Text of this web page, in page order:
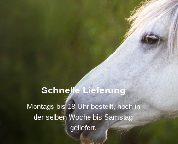
Schnelle Lieferung
Montags bis 18 Uhr bestellt, noch in
der selben Woche bis Samstag
geliefert.